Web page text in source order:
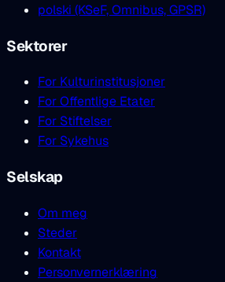
polski (KSeF, Omnibus, GPSR)
Sektorer
For Kulturinstitusjoner
For Offentlige Etater
For Stiftelser
For Sykehus
Selskap
Om meg
Steder
Kontakt
Personvernerklæring